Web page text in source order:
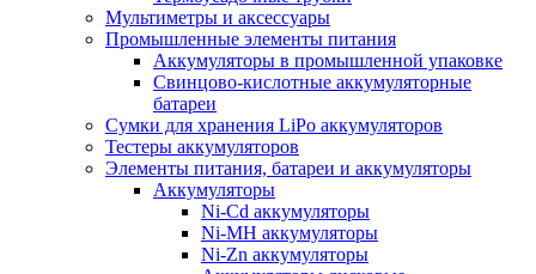
Мультиметры и аксессуары
Промышленные элементы питания
Аккумуляторы в промышленной упаковке
Свинцово-кислотные аккумуляторные
батареи
Сумки для хранения LiPo аккумуляторов
Тестеры аккумуляторов
Элементы питания, батареи и аккумуляторы
Аккумуляторы
Ni-Cd аккумуляторы
Ni-MH аккумуляторы
Ni-Zn аккумуляторы